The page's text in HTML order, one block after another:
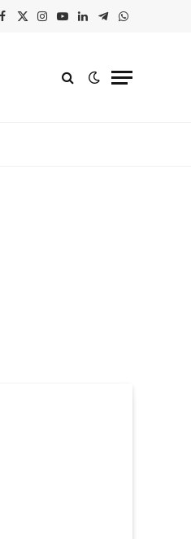
Facebook
X
Instagram
YouTube
Linkedin'de
Telegram
WhatsApp